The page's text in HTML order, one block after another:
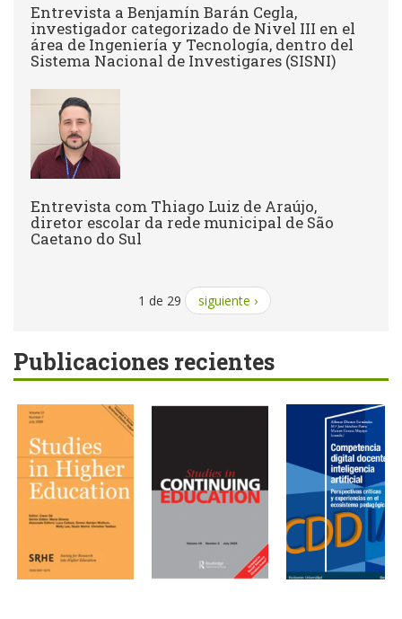
Entrevista a Benjamín Barán Cegla,
investigador categorizado de Nivel III en el
área de Ingeniería y Tecnología, dentro del
Sistema Nacional de Investigares (SISNI)
Entrevista com Thiago Luiz de Araújo,
diretor escolar da rede municipal de São
Caetano do Sul
1 de 29 siguiente ›
Publicaciones recientes